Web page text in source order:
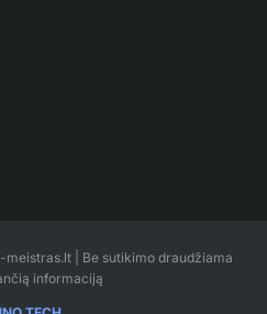
| Be sutikimo draudžiama
informaciją